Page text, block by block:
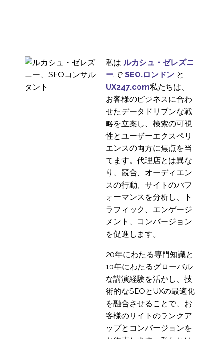
私は ルカシュ・ゼレズニ
ー.でSEO.ロンドン と
UX247.com私たちは、
お客様のビジネスに合わ
せたデータドリブンな戦
略を立案し、検索の可視
性とユーザーエクスペリ
エンスの両方に焦点を当
てます。代理店とは異な
り、競合、オーディエン
スの行動、サイトのパフ
ォーマンスを分析し、ト
ラフィック、エンゲージ
メント、コンバージョン
を促進します。
20年にわたる専門知識と
10年にわたるグローバル
な講演経験を活かし、技
術的なSEOとUXの最適化
を融合させることで、お
客様のサイトのランクア
ップとコンバージョンを